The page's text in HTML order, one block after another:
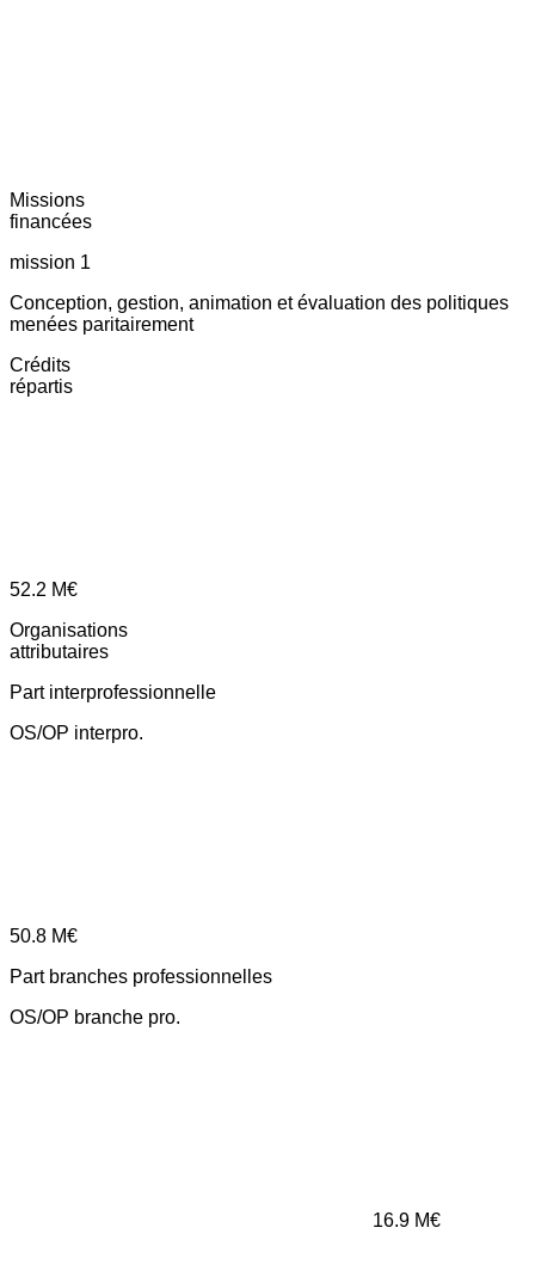
Missions
financées
mission 1
Conception, gestion, animation et évaluation des politiques
menées paritairement
Crédits
répartis
52.2 M€
Organisations
attributaires
Part interprofessionnelle
OS/OP interpro.
50.8 M€
Part branches professionnelles
OS/OP branche pro.
16.9 M€